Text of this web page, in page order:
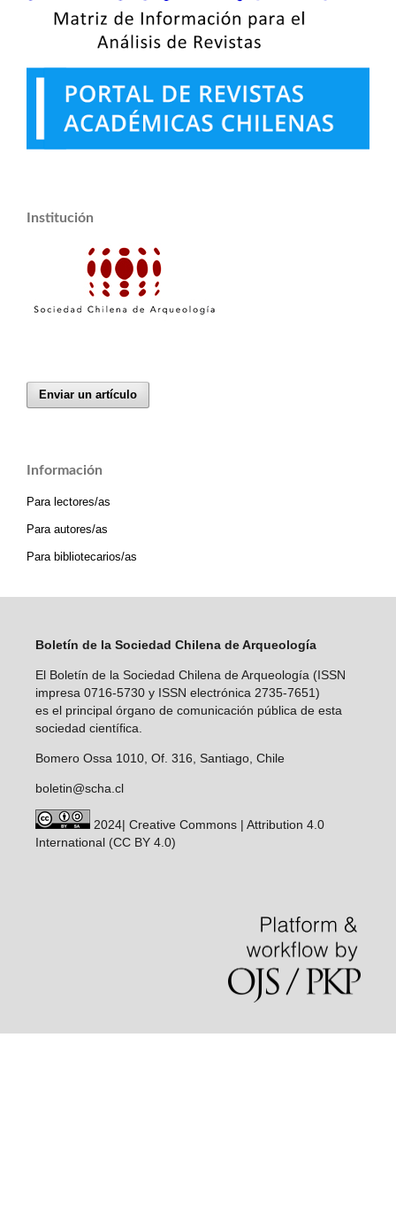
Institución
Enviar un artículo
Información
Para lectores/as
Para autores/as
Para bibliotecarios/as
Boletín de la Sociedad Chilena de Arqueología
El Boletín de la Sociedad Chilena de Arqueología (ISSN
impresa 0716-5730 y ISSN electrónica 2735-7651)
es el principal órgano de comunicación pública de esta
sociedad científica.
Bomero Ossa 1010, Of. 316, Santiago, Chile
boletin@scha.cl
2024| Creative Commons | Attribution 4.0
International (CC BY 4.0)